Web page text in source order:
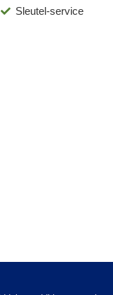
Sleutel-service